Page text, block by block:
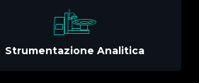
Strumentazione Analitica